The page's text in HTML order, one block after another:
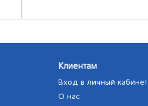
Клиентам
Вход в личный кабинет
О нас